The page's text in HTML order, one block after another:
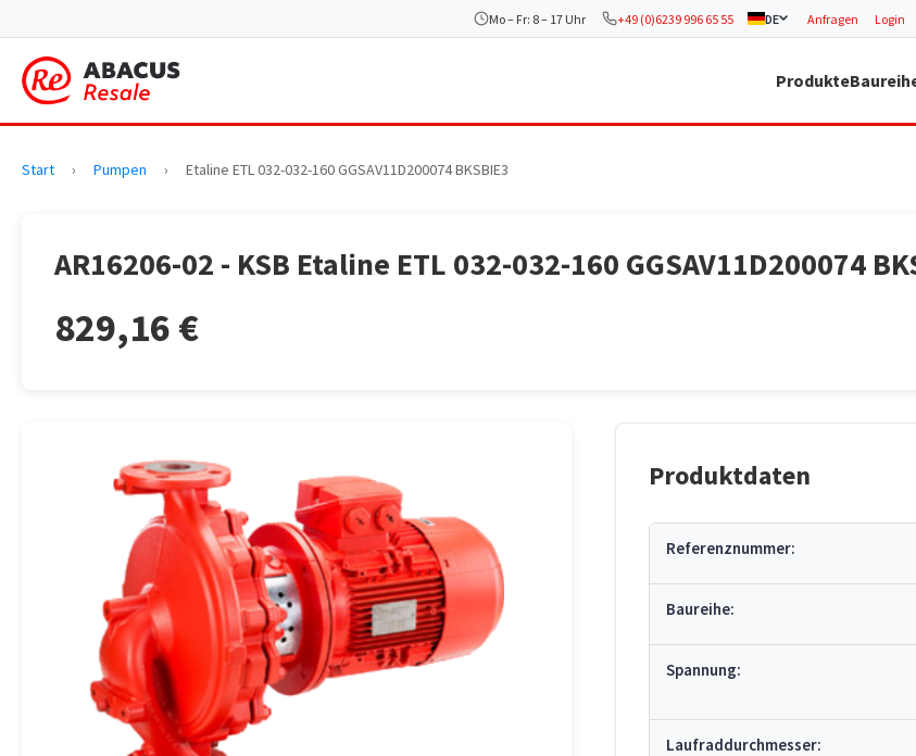
Mo – Fr: 8 – 17 Uhr +49 (0)6239 996 65 55 DE Anfragen Login
Produkte
Start › Pumpen › Etaline ETL 032-032-160 GGSAV11D200074 BKSBIE3
AR16206-02 - KSB Etaline ETL 032-032-160 GGSAV11D200074
829,16 €
Produktdaten
Referenznummer:
Baureihe:
Spannung:
Laufraddurchmesser: